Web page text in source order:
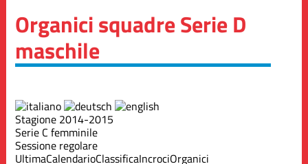
Organici squadre Serie D
maschile
Stagione 2014-2015
Serie C femminile
Sessione regolare
UltimaCalendarioClassificaIncrociOrganici